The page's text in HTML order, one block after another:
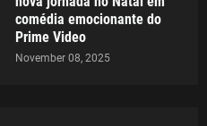
comédia emocionante do
Prime Video
November 08, 2025